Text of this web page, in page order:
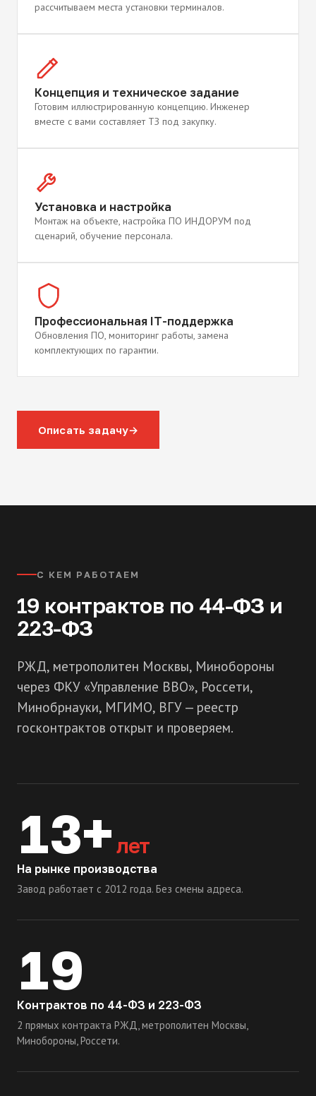
рассчитываем места установки терминалов.
Концепция и техническое задание
Готовим иллюстрированную концепцию. Инженер
вместе с вами составляет ТЗ под закупку.
Установка и настройка
Монтаж на объекте, настройка ПО ИНДОРУМ под
сценарий, обучение персонала.
Профессиональная IT-поддержка
Обновления ПО, мониторинг работы, замена
комплектующих по гарантии.
Описать задачу→
С КЕМ РАБОТАЕМ
19 контрактов по 44-ФЗ и
223-ФЗ
РЖД, метрополитен Москвы, Минобороны
через ФКУ «Управление ВВО», Россети,
Минобрнауки, МГИМО, ВГУ — реестр
госконтрактов открыт и проверяем.
13+ лет
На рынке производства
Завод работает с 2012 года. Без смены адреса.
19
Контрактов по 44-ФЗ и 223-ФЗ
2 прямых контракта РЖД, метрополитен Москвы,
Минобороны, Россети.